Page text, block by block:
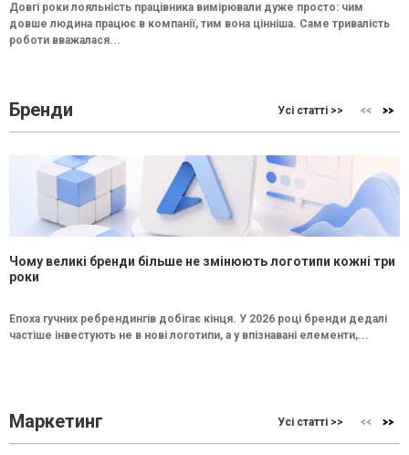
Довгі роки лояльність працівника вимірювали дуже просто: чим
довше людина працює в компанії, тим вона цінніша. Саме тривалість
роботи вважалася...
Бренди Усі статті >>
Чому великі бренди більше не змінюють логотипи кожні три
роки
Епоха гучних ребрендингів добігає кінця. У 2026 році бренди дедалі
частіше інвестують не в нові логотипи, а у впізнавані елементи,...
Маркетинг Усі статті >>